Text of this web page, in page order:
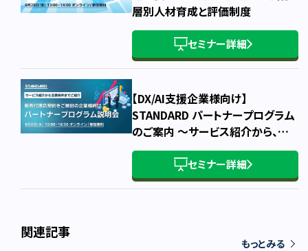
層別人材育成と評価制度
セミナー詳細
【DX/AI支援企業様向け】
STANDARD パートナープログラム
のご案内 ～サービス紹介から、概
要・主要条件・お申込み方法まで～
セミナー詳細
関連記事
もっとみる